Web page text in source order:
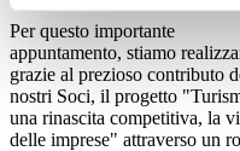
Per questo importante
appuntamento, stiamo
grazie al prezioso contributo
nostri Soci, il progetto
una rinascita competitiva, la
delle imprese" attraverso un